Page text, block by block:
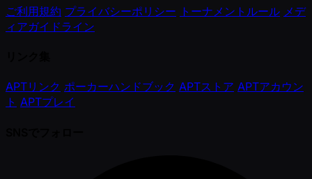
ご利用規約 プライバシーポリシー トーナメントルール メデ
ィアガイドライン
APTリンク ポーカーハンドブック APTストア APTアカウン
ト APTプレイ